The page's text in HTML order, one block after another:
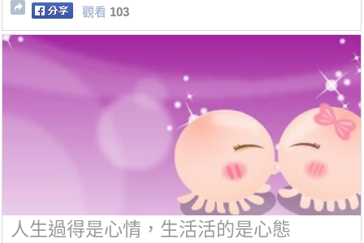
觀看 103
人生過得是心情，生活活的是心態